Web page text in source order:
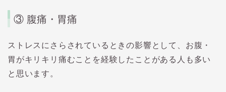
③ 腹痛・胃痛
ストレスにさらされているときの影響として、お腹・
胃がキリキリ痛むことを経験したことがある人も多い
と思います。